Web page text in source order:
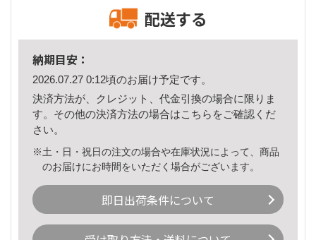
配送する
納期目安：
2026.07.27 0:12頃のお届け予定です。
決済方法が、クレジット、代金引換の場合に限りま
す。その他の決済方法の場合はこちら をご確認くだ
さい。
※土・日・祝日の注文の場合や在庫状況によって、商品
のお届けにお時間をいただく場合がございます。
即日出荷条件について